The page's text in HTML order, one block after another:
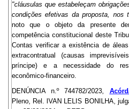
"cláusulas que estabeleçam
condições efetivas da proposta, nos
noto que o objeto da presente
competência constitucional deste
Contas verificar a existência de
extracontratual (causas
príncipe) e a necessidade do
econômico-financeiro.
DENÚNCIA n.º 744782/2023,
Pleno, Rel. IVAN LELIS BONILHA,